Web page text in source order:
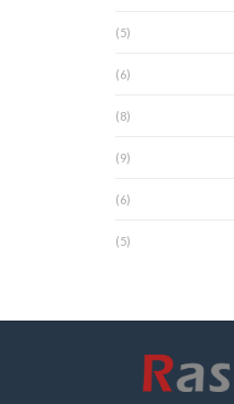
(5)
(6)
(8)
(9)
(6)
(5)